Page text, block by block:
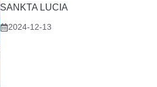
SANKTA LUCIA
2024-12-13